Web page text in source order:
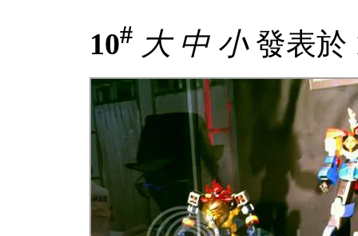
10# 大 中 小發表於